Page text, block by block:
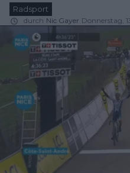
Radsport
durch Nic Gayer Donnerstag,